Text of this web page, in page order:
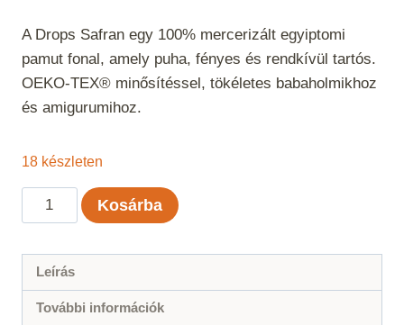
A Drops Safran egy 100% mercerizált egyiptomi
pamut fonal, amely puha, fényes és rendkívül tartós.
OEKO-TEX® minősítéssel, tökéletes babaholmikhoz
és amigurumihoz.
18 készleten
Drops
Safran
Uni
Color
Kosárba
Leírás
További információk